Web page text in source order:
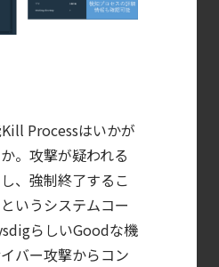
Processはいかが
。攻撃が疑われる
、強制終了するこ
いうシステムコー
らしいGoodな機
バー攻撃からコン